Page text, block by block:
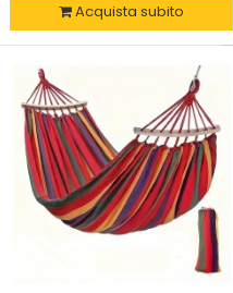
2x ASPIRATORE PUNTI NERI
Neri per il
Acquista subito